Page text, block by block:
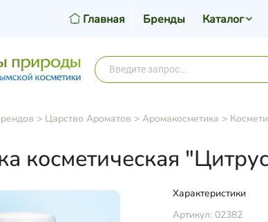
Главная Бренды Каталог
> Царство Ароматов > Аромакосметика >
косметическая
Характеристики
Артикул: 02382